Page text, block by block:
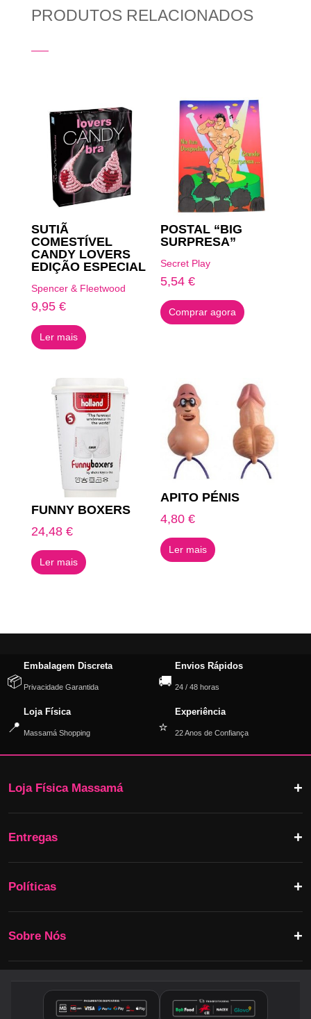
PRODUTOS RELACIONADOS
SUTIÃ
COMESTÍVEL
CANDY LOVERS
EDIÇÃO ESPECIAL
Spencer & Fleetwood
9,95 €
Ler mais
POSTAL “BIG
SURPRESA”
Secret Play
5,54€
Comprar agora
FUNNY BOXERS
24,48 €
Ler mais
APITO PÉNIS
4,80€
Ler mais
📦
Embalagem Discreta
Privacidade Garantida 🚚
Envios Rápidos
24 / 48 horas
📍
Loja Física
Massamá Shopping ⭐
Experiência
22 Anos de Confiança
Loja Física Massamá
Entregas
Políticas
Sobre Nós